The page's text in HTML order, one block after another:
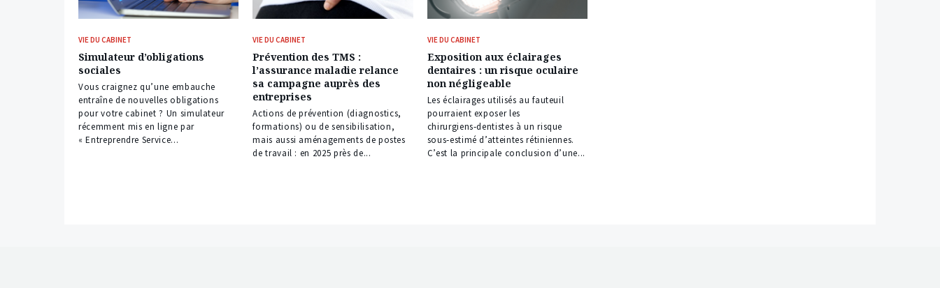
VIE DU CABINET
Simulateur d’obligations
sociales
Vous craignez qu’une embauche
entraîne de nouvelles obligations
pour votre cabinet ? Un simulateur
récemment mis en ligne par
« Entreprendre Service...
VIE DU CABINET
Prévention des TMS :
l’assurance maladie relance
sa campagne auprès des
entreprises
Actions de prévention (diagnostics,
formations) ou de sensibilisation,
mais aussi aménagements de postes
de travail : en 2025 près de...
VIE DU CABINET
Exposition aux éclairages
dentaires : un risque oculaire
non négligeable
Les éclairages utilisés au fauteuil
pourraient exposer les
chirurgiens‑dentistes à un risque
sous‑estimé d’atteintes rétiniennes.
C’est la principale conclusion d’une...